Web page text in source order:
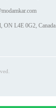
ON L4E 0G2, Canada.